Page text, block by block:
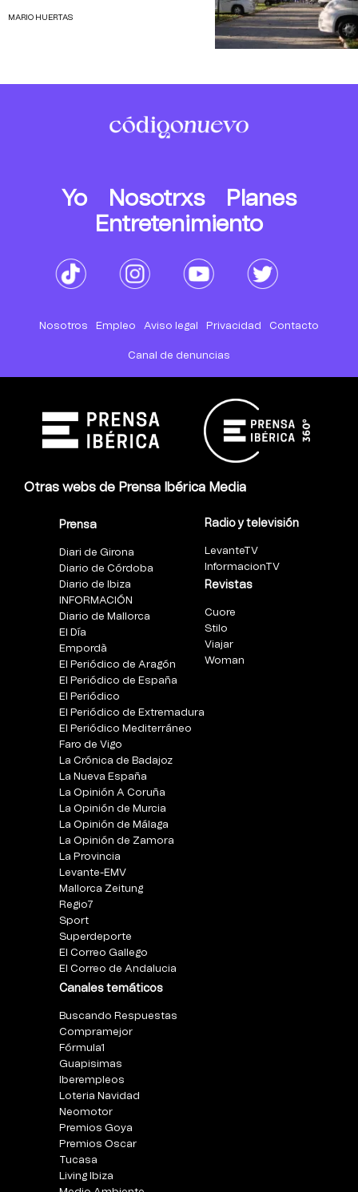
MARIO HUERTAS
Yo Nosotrxs
Planes
Entretenimiento
Nosotros Empleo Aviso legal Privacidad Contacto
Canal de denuncias
Otras webs de Prensa Ibérica Media
Prensa
Diari de Girona
Diario de Córdoba
Diario de Ibiza
INFORMACIÓN
Diario de Mallorca
El Día
Empordà
El Periódico de Aragón
El Periódico de España
El Periódico
El Periódico de Extremadura
El Periódico Mediterráneo
Faro de Vigo
La Crónica de Badajoz
La Nueva España
La Opinión A Coruña
La Opinión de Murcia
La Opinión de Málaga
La Opinión de Zamora
La Provincia
Levante-EMV
Mallorca Zeitung
Regio7
Sport
Superdeporte
El Correo Gallego
El Correo de Andalucia
Canales temáticos
Buscando Respuestas
Compramejor
Fórmula1
Guapisimas
Iberempleos
Loteria Navidad
Neomotor
Premios Goya
Premios Oscar
Tucasa
Living Ibiza
Radio y televisión
LevanteTV
InformacionTV
Revistas
Cuore
Stilo
Viajar
Woman